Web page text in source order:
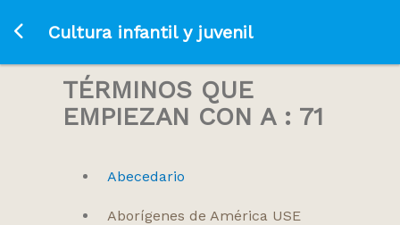
Ir a la página principal
Cultura infantil y juvenil
TÉRMINOS QUE
EMPIEZAN CON A : 71
Abecedario
Aborígenes de América USE